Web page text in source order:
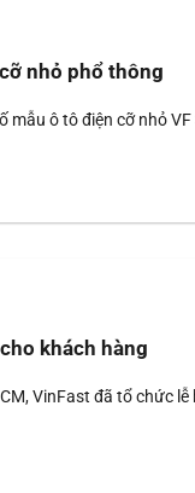
nhỏ phổ thông
ô tô điện cỡ nhỏ VF
khách hàng
VinFast đã tổ chức lễ